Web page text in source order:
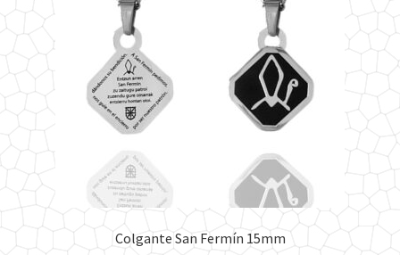
Colgante San Fermín 15mm